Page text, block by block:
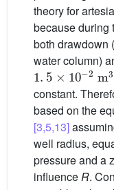
theory for
because during
both drawdown
water column)
1.5× 10-2m3s-
constant.
based on the
[3,5,13]
well radius,
pressure and a
influenceR.